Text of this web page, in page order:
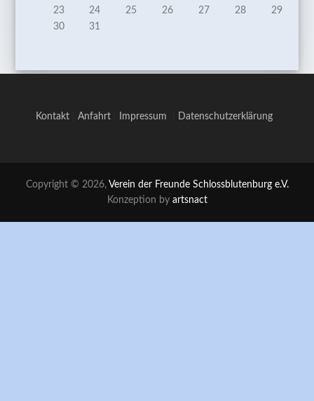
23
24 25 26 27 28
29
30
31
Kontakt Anfahrt Impressum Datenschutzerklärung
Copyright © 2026, Verein der Freunde Schlossblutenburg e.V.
Konzeption by artsnact